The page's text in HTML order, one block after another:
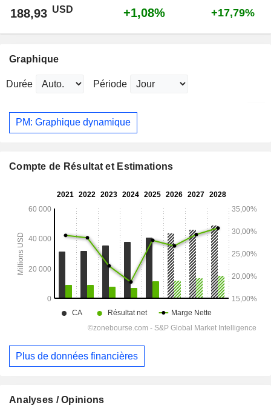
188,93 USD +1,08% +17,79%
Graphique
Durée Période
PM: Graphique dynamique
Compte de Résultat et Estimations
Plus de données financières
Analyses / Opinions